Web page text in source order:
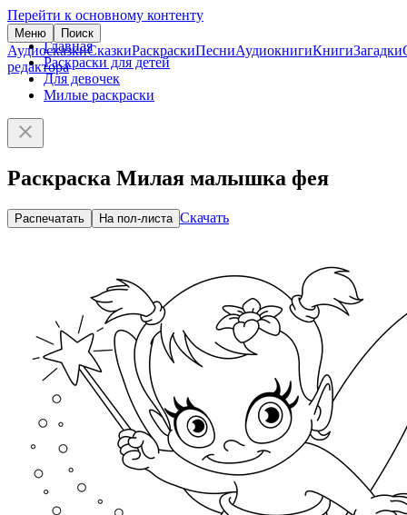
Перейти к основному контенту
Меню Поиск
АудиосказкиСказкиРаскраскиПесниАудиокнигиКнигиЗагадки
редактора
Главная
Раскраски для детей
Для девочек
Милые раскраски
Раскраска Милая малышка фея
Распечатать На пол-листа Скачать